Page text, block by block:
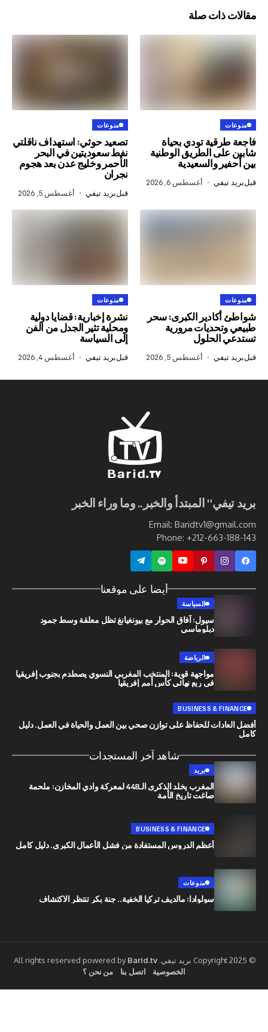
صلة
تودي بحياة
الطريق الوطنية
والسعيدية
أغسطس 6, 2026
تصعيد حوثي: استهداف ناقلتي
نفط سعوديتين في البحر
الأحمر وخليج عدن بعد هجوم
أغسطس 5, 2026
الكبرى: سحر
مرورية
أغسطس 5, 2026
نشرة إخبارية: قضايا دولية
ومحلية تثير الجدل من الفن
إلى السياسة
قبلبريد تيفي أغسطس 4, 2026
المبتدأ والخبر.. وما وراء الخبر
Email:
Phone: +212-
أيضا على موقعنا
سيول: آفاق الحوار مع بيونغيانغ تظل معلقة وسط جمود
مواجهة قوية: المنتخب المغربي النسوي يصطدم بجنوب إفريقيا
في ربع نهائي كأس أمم إفريقيا
BUSINESS &
للحفاظ على توازن صحي بين العمل والحياة في العمل. دليل
شاهد آخر المستجدات
المغرب يخلد الذكرى الـ448 لمعركة وادي المخازن: ملحمة
صاغت تاريخ الأمة
BUSINESS & FINANCE
أعظم الدروس المستفادة من فشل الأعمال الكبرى. دليل كامل
سولوادا: مالديف تركيا الخفية.. جنة بكر تنتظر الاكتشاف
Barid.tv
اتصل بنا من نحن ؟